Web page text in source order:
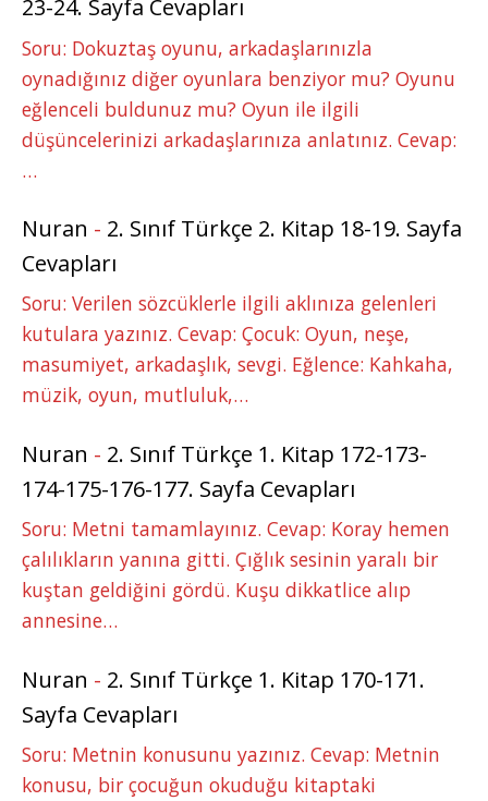
23-24. Sayfa Cevapları
Soru: Dokuztaş oyunu, arkadaşlarınızla
oynadığınız diğer oyunlara benziyor mu? Oyunu
eğlenceli buldunuz mu? Oyun ile ilgili
düşüncelerinizi arkadaşlarınıza anlatınız. Cevap:
…
Nuran - 2. Sınıf Türkçe 2. Kitap 18-19. Sayfa
Cevapları
Soru: Verilen sözcüklerle ilgili aklınıza gelenleri
kutulara yazınız. Cevap: Çocuk: Oyun, neşe,
masumiyet, arkadaşlık, sevgi. Eğlence: Kahkaha,
müzik, oyun, mutluluk,…
Nuran - 2. Sınıf Türkçe 1. Kitap 172-173-
174-175-176-177. Sayfa Cevapları
Soru: Metni tamamlayınız. Cevap: Koray hemen
çalılıkların yanına gitti. Çığlık sesinin yaralı bir
kuştan geldiğini gördü. Kuşu dikkatlice alıp
annesine…
Nuran - 2. Sınıf Türkçe 1. Kitap 170-171.
Sayfa Cevapları
Soru: Metnin konusunu yazınız. Cevap: Metnin
konusu, bir çocuğun okuduğu kitaptaki